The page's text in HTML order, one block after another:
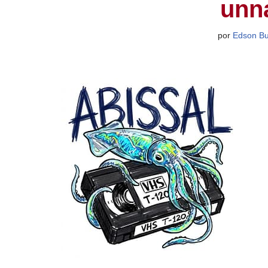
por Edson